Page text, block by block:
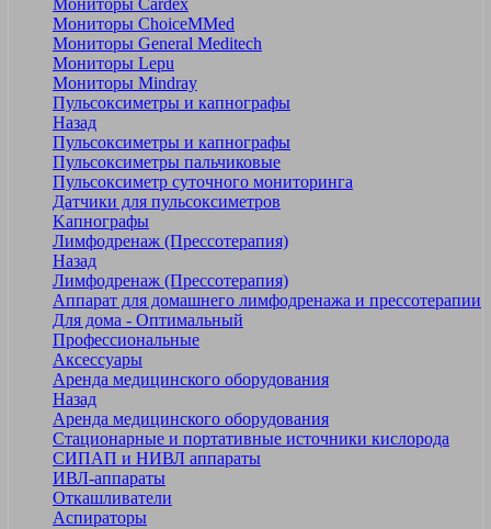
Мониторы Cardex
Мониторы ChoiceMMed
Мониторы General Meditech
Мониторы Lepu
Мониторы Mindray
Пульсоксиметры и капнографы
Назад
Пульсоксиметры и капнографы
Пульсоксиметры пальчиковые
Пульсоксиметр суточного мониторинга
Датчики для пульсоксиметров
Kапнографы
Лимфодренаж (Прессотерапия)
Назад
Лимфодренаж (Прессотерапия)
Аппарат для домашнего лимфодренажа и прессотерапии
Для дома - Оптимальный
Профессиональные
Аксессуары
Аренда медицинского оборудования
Назад
Аренда медицинского оборудования
Стационарные и портативные источники кислорода
СИПАП и НИВЛ аппараты
ИВЛ-аппараты
Откашливатели
Аспираторы